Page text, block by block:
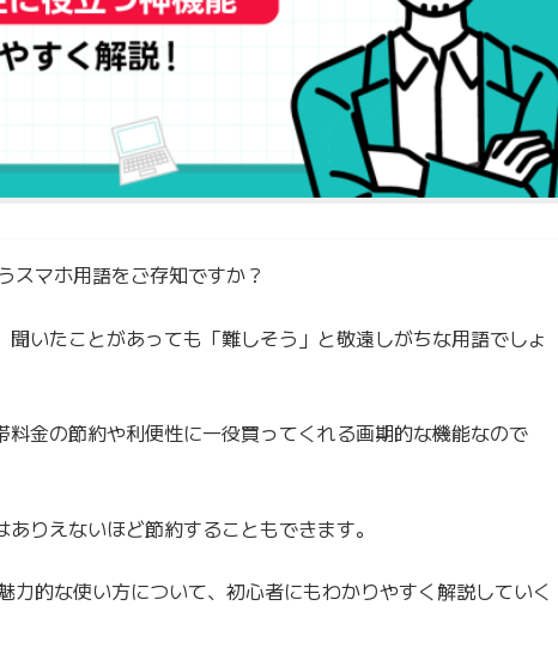
スマホ用語をご存知ですか？
いたことがあっても「難しそう」と敬遠しがちな用語でしょ
金の節約や利便性に一役買ってくれる画期的な機能なので
りえないほど節約することもできます。
的な使い方について、初心者にもわかりやすく解説していく